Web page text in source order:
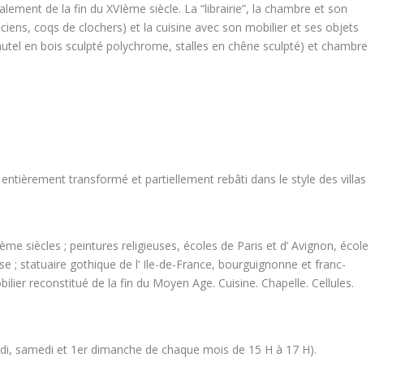
de la fin du XVIème siècle. La “librairie”, la chambre et son
coqs de clochers) et la cuisine avec son mobilier et ses objets
en bois sculpté polychrome, stalles en chêne sculpté) et chambre
transformé et partiellement rebâti dans le style des villas
siècles ; peintures religieuses, écoles de Paris et d’ Avignon, école
; statuaire gothique de l’ Ile-de-France, bourguignonne et franc-
reconstitué de la fin du Moyen Age. Cuisine. Chapelle. Cellules.
samedi et 1er dimanche de chaque mois de 15 H à 17 H).